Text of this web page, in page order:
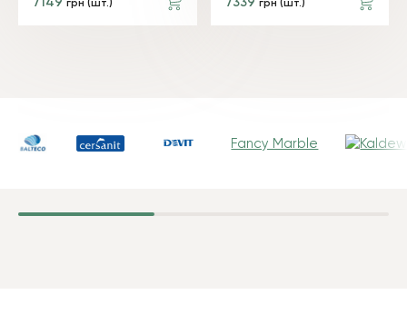
7149 грн (шт.) 7339 грн (шт.)
Fancy Marble